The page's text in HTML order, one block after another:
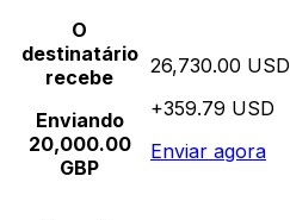
O
destinatário
recebe
Enviando
20,000.00
GBP
26,730.00 USD
+359.79 USD
Enviar agora